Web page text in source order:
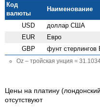
Код
валюты
Наименование
USD доллар США
EUR Евро
GBP фунт стерлингов
Oz – тройская унция =
Цены на платину
отсутствуют